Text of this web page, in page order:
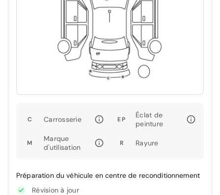
C Carrosserie EP
Éclat de
peinture
M
Marque
d'utilisation
R Rayure
Préparation du véhicule en centre de reconditionnement
Révision à jour